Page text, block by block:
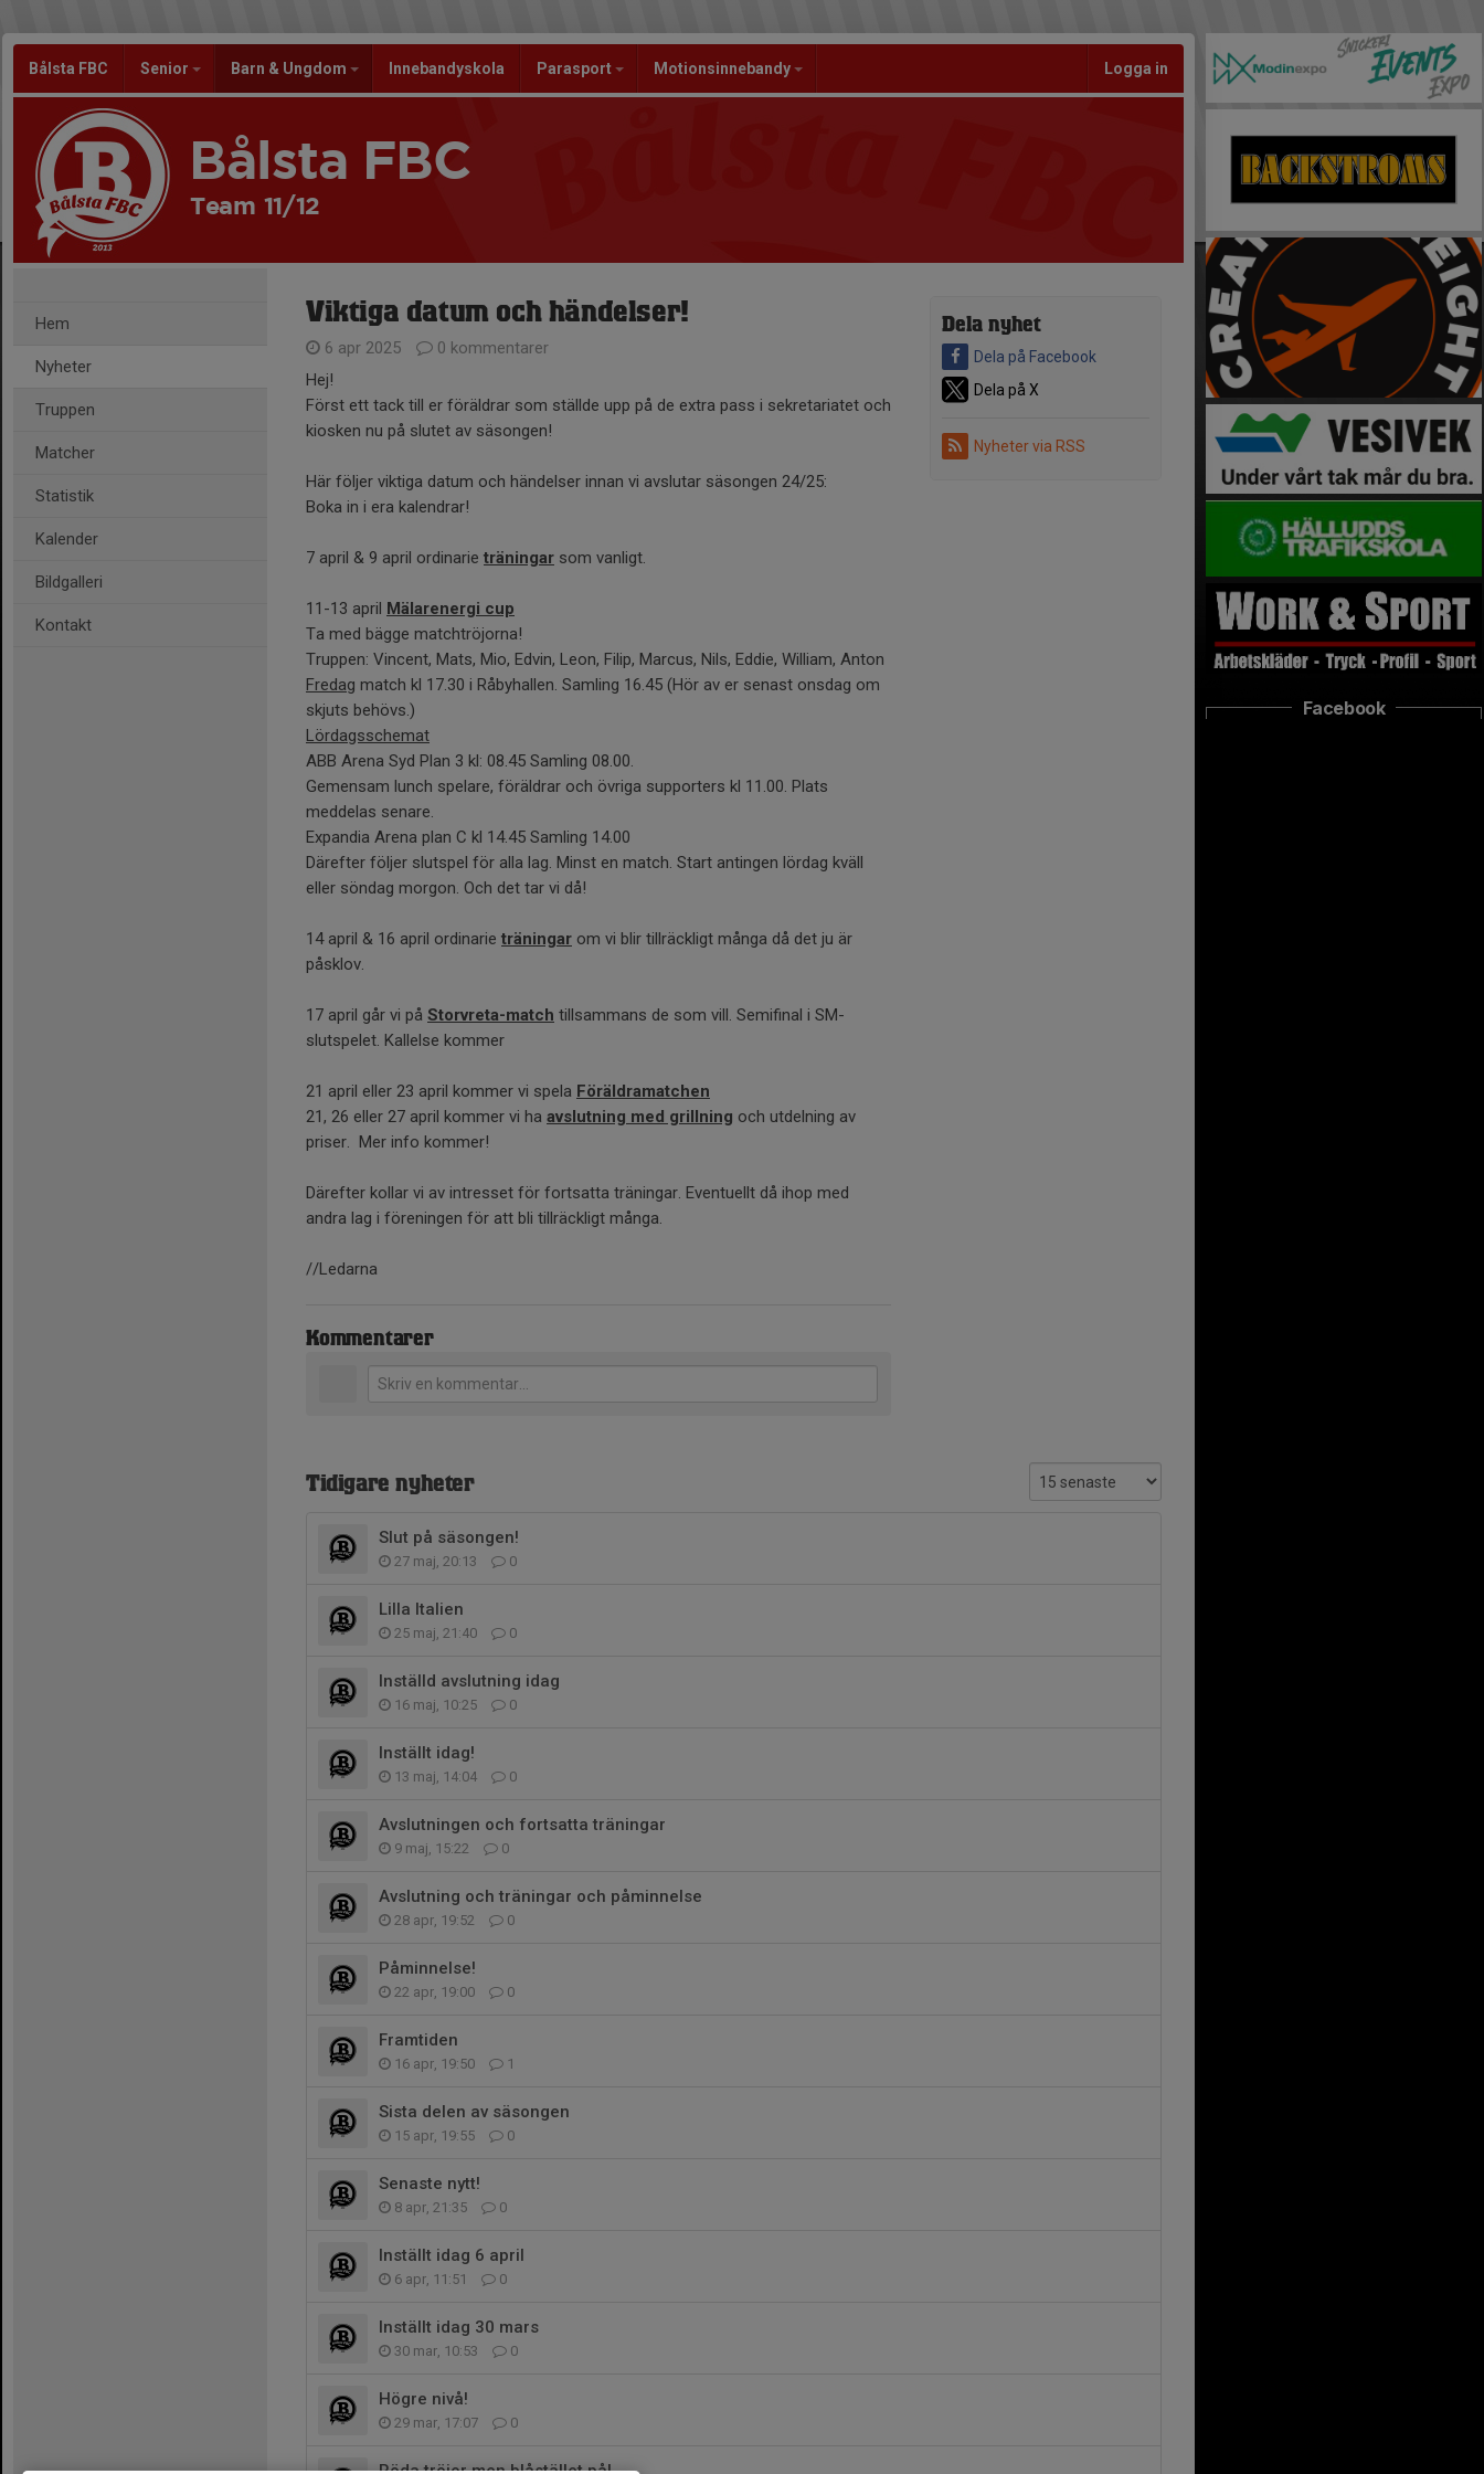
Bålsta FBC Senior Barn & Ungdom Innebandyskola Parasport Motionsinnebandy Logga in
Bålsta FBC
Team 11/12
Hem
Nyheter
Truppen
Matcher
Statistik
Kalender
Bildgalleri
Kontakt
Dela nyhet
Dela på Facebook
Dela på X
Nyheter via RSS
Viktiga datum och händelser!
6 apr 2025
0 kommentarer
Hej!
Först ett tack till er föräldrar som ställde upp på de extra pass i sekretariatet och
kiosken nu på slutet av säsongen!
Här följer viktiga datum och händelser innan vi avslutar säsongen 24/25:
Boka in i era kalendrar!
7 april & 9 april ordinarie träningar som vanligt.
11-13 april Mälarenergi cup
Ta med bägge matchtröjorna!
Truppen: Vincent, Mats, Mio, Edvin, Leon, Filip, Marcus, Nils, Eddie, William, Anton
Fredag match kl 17.30 i Råbyhallen. Samling 16.45 (Hör av er senast onsdag om
skjuts behövs.)
Lördagsschemat
ABB Arena Syd Plan 3 kl: 08.45 Samling 08.00.
Gemensam lunch spelare, föräldrar och övriga supporters kl 11.00. Plats
meddelas senare.
Expandia Arena plan C kl 14.45 Samling 14.00
Därefter följer slutspel för alla lag. Minst en match. Start antingen lördag kväll
eller söndag morgon. Och det tar vi då!
14 april & 16 april ordinarie träningar om vi blir tillräckligt många då det ju är
påsklov.
17 april går vi på Storvreta-match tillsammans de som vill. Semifinal i SM-
slutspelet. Kallelse kommer
21 april eller 23 april kommer vi spela Föräldramatchen
21, 26 eller 27 april kommer vi ha avslutning med grillning och utdelning av
priser. Mer info kommer!
Därefter kollar vi av intresset för fortsatta träningar. Eventuellt då ihop med
andra lag i föreningen för att bli tillräckligt många.
//Ledarna
Kommentarer
Tidigare nyheter
Slut på säsongen!
27 maj, 20:13 0
Lilla Italien
25 maj, 21:40 0
Inställd avslutning idag
16 maj, 10:25 0
Inställt idag!
13 maj, 14:04 0
Avslutningen och fortsatta träningar
9 maj, 15:22 0
Avslutning och träningar och påminnelse
28 apr, 19:52 0
Påminnelse!
22 apr, 19:00 0
Framtiden
16 apr, 19:50 1
Sista delen av säsongen
15 apr, 19:55 0
Senaste nytt!
8 apr, 21:35 0
Inställt idag 6 april
6 apr, 11:51 0
Inställt idag 30 mars
30 mar, 10:53 0
Högre nivå!
29 mar, 17:07 0
Facebook